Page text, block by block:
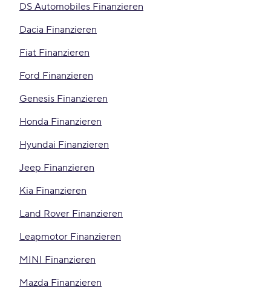
DS Automobiles Finanzieren
Dacia Finanzieren
Fiat Finanzieren
Ford Finanzieren
Genesis Finanzieren
Honda Finanzieren
Hyundai Finanzieren
Jeep Finanzieren
Kia Finanzieren
Land Rover Finanzieren
Leapmotor Finanzieren
MINI Finanzieren
Mazda Finanzieren